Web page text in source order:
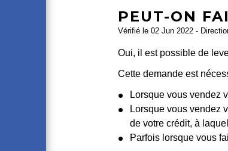
PEUT-ON
Vérifié le 02 Jun 2022 -
Oui, il est possible de
Cette demande est
Lorsque vous vendez
Lorsque vous vendez
de votre crédit, à
Parfois lorsque vous